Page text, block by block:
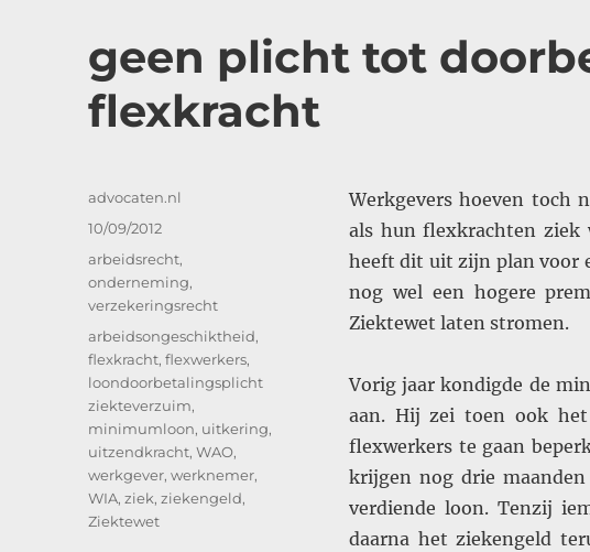
geen plicht tot
flexkracht
Werkgevers hoeven toch
als hun flexkrachten ziek
heeft dit uit zijn plan voor
nog wel een hogere
Ziektewet laten stromen.
Vorig jaar kondigde de
aan. Hij zei toen ook het
flexwerkers te gaan
krijgen nog drie
verdiende loon. Tenzij
daarna het ziekengeld
Auteur
advocaten.nl
Geplaatst
op
10/09/2012
Categorieën
arbeidsrecht,
onderneming,
verzekeringsrecht
Tags
arbeidsongeschiktheid,
flexkracht,flexwerkers,
loondoorbetalingsplicht
ziekteverzuim,
minimumloon, uitkering,
uitzendkracht,WAO,
werkgever,werknemer,
WIA,ziek,ziekengeld,
Ziektewet